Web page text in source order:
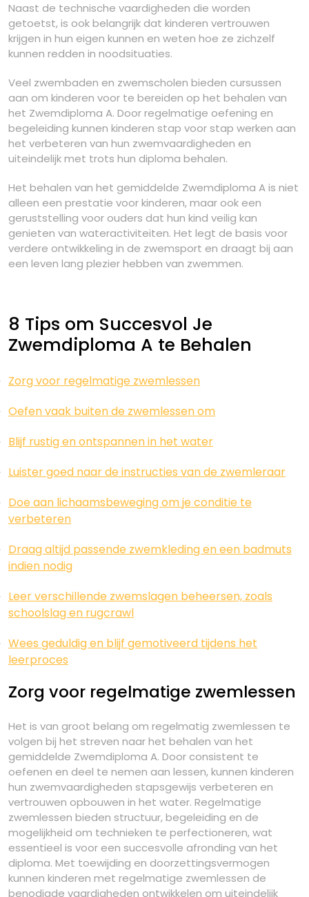
Naast de technische vaardigheden die worden
getoetst, is ook belangrijk dat kinderen vertrouwen
krijgen in hun eigen kunnen en weten hoe ze zichzelf
kunnen redden in noodsituaties.
Veel zwembaden en zwemscholen bieden cursussen
aan om kinderen voor te bereiden op het behalen van
het Zwemdiploma A. Door regelmatige oefening en
begeleiding kunnen kinderen stap voor stap werken aan
het verbeteren van hun zwemvaardigheden en
uiteindelijk met trots hun diploma behalen.
Het behalen van het gemiddelde Zwemdiploma A is niet
alleen een prestatie voor kinderen, maar ook een
geruststelling voor ouders dat hun kind veilig kan
genieten van wateractiviteiten. Het legt de basis voor
verdere ontwikkeling in de zwemsport en draagt bij aan
een leven lang plezier hebben van zwemmen.
8 Tips om Succesvol Je
Zwemdiploma A te Behalen
Zorg voor regelmatige zwemlessen
Oefen vaak buiten de zwemlessen om
Blijf rustig en ontspannen in het water
Luister goed naar de instructies van de zwemleraar
Doe aan lichaamsbeweging om je conditie te
verbeteren
Draag altijd passende zwemkleding en een badmuts
indien nodig
Leer verschillende zwemslagen beheersen, zoals
schoolslag en rugcrawl
Wees geduldig en blijf gemotiveerd tijdens het
leerproces
Zorg voor regelmatige zwemlessen
Het is van groot belang om regelmatig zwemlessen te
volgen bij het streven naar het behalen van het
gemiddelde Zwemdiploma A. Door consistent te
oefenen en deel te nemen aan lessen, kunnen kinderen
hun zwemvaardigheden stapsgewijs verbeteren en
vertrouwen opbouwen in het water. Regelmatige
zwemlessen bieden structuur, begeleiding en de
mogelijkheid om technieken te perfectioneren, wat
essentieel is voor een succesvolle afronding van het
diploma. Met toewijding en doorzettingsvermogen
kunnen kinderen met regelmatige zwemlessen de
benodigde vaardigheden ontwikkelen om uiteindelijk